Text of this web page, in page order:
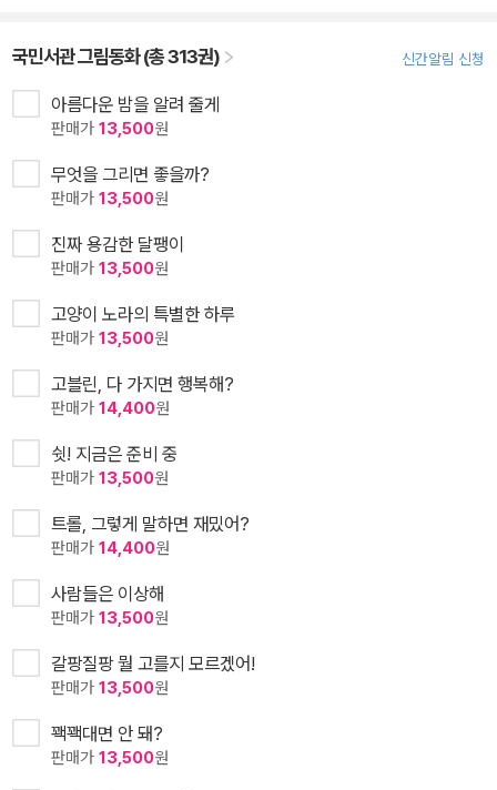
국민서관 그림동화 (총 313권) 신간알림 신청
아름다운 밤을 알려 줄게
판매가 13,500원
무엇을 그리면 좋을까?
판매가 13,500원
진짜 용감한 달팽이
판매가 13,500원
고양이 노라의 특별한 하루
판매가 13,500원
고블린, 다 가지면 행복해?
판매가 14,400원
쉿! 지금은 준비 중
판매가 13,500원
트롤, 그렇게 말하면 재밌어?
판매가 14,400원
사람들은 이상해
판매가 13,500원
갈팡질팡 뭘 고를지 모르겠어!
판매가 13,500원
꽥꽥대면 안 돼?
판매가 13,500원